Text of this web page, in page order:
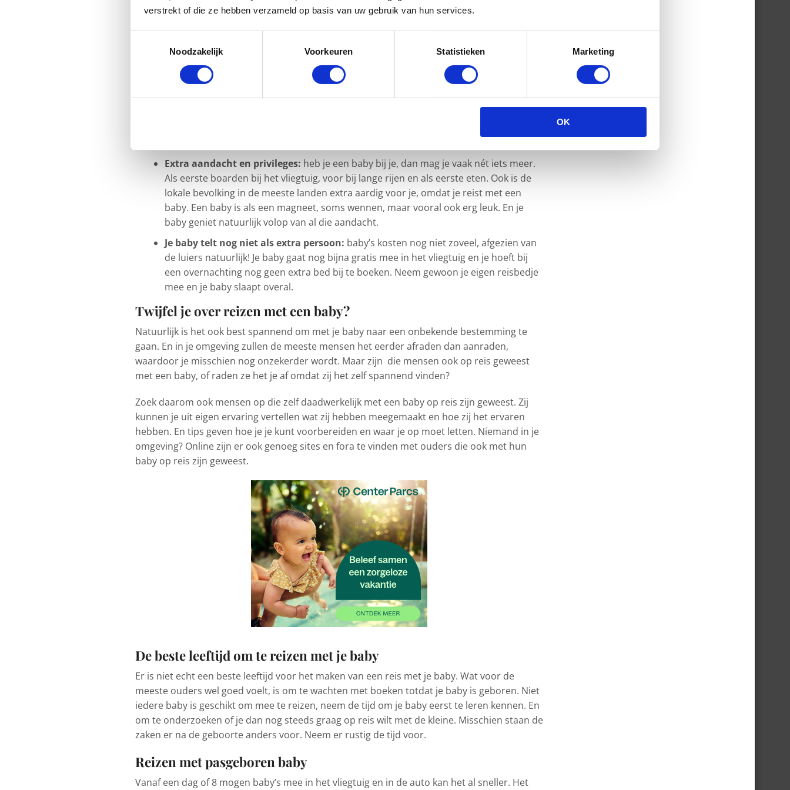
verstrekt of die ze hebben verzameld op basis van uw gebruik van hun services.
Noodzakelijk
Voorkeuren Statistieken Marketing
OK
reizen maken, er graag op uit gaan, graag verre bestemmingen bezoeken, waarom zou je
redenen te bedenken om het niet te doen, maar ken je ook de redenen om het wél te doen?
We noemen er drie.
Quality time samen met je kersverse gezin:op reis leef je niet vanuit je agenda,
maar leef je echt dag voor dag. Je geniet van het moment en denkt niet ver vooruit.
Extra aandacht en privileges: heb je een baby bij je, dan mag je vaak nét iets meer.
Als eerste boarden bij het vliegtuig, voor bij lange rijen en als eerste eten. Ook is de
lokale bevolking in de meeste landen extra aardig voor je, omdat je reist met een
baby. Een baby is als een magneet, soms wennen, maar vooral ook erg leuk. En je
baby geniet natuurlijk volop van al die aandacht.
Je baby telt nog niet als extra persoon: baby’s kosten nog niet zoveel, afgezien van
de luiers natuurlijk! Je baby gaat nog bijna gratis mee in het vliegtuig en je hoeft bij
een overnachting nog geen extra bed bij te boeken. Neem gewoon je eigen reisbedje
mee en je baby slaapt overal.
Twijfel je over reizen met een baby?
Natuurlijk is het ook best spannend om met je baby naar een onbekende bestemming te
gaan. En in je omgeving zullen de meeste mensen het eerder afraden dan aanraden,
waardoor je misschien nog onzekerder wordt. Maar zijn die mensen ook op reis geweest
met een baby, of raden ze het je af omdat zij het zelf spannend vinden?
Zoek daarom ook mensen op die zelf daadwerkelijk met een baby op reis zijn geweest. Zij
kunnen je uit eigen ervaring vertellen wat zij hebben meegemaakt en hoe zij het ervaren
hebben. En tips geven hoe je je kunt voorbereiden en waar je op moet letten. Niemand in je
omgeving? Online zijn er ook genoeg sites en fora te vinden met ouders die ook met hun
baby op reis zijn geweest.
De beste leeftijd om te reizen met je baby
Er is niet echt een beste leeftijd voor het maken van een reis met je baby. Wat voor de
meeste ouders wel goed voelt, is om te wachten met boeken totdat je baby is geboren. Niet
iedere baby is geschikt om mee te reizen, neem de tijd om je baby eerst te leren kennen. En
om te onderzoeken of je dan nog steeds graag op reis wilt met de kleine. Misschien staan de
zaken er na de geboorte anders voor. Neem er rustig de tijd voor.
Reizen met pasgeboren baby
Vanaf een dag of 8 mogen baby’s mee in het vliegtuig en in de auto kan het al sneller. Het